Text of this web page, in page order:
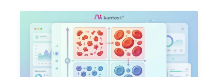
Basa Jawa
Cebuano
ئۇيغۇرچە